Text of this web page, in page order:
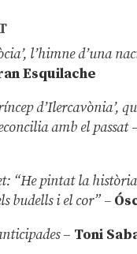
l’himne d’una
Esquilache
d’Ilercavònia’,
amb el passat
“He pintat la
budells i el cor” –
– Toni